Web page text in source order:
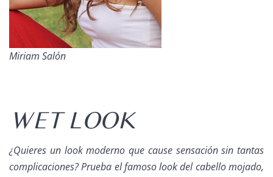
Miriam Salón
WET LOOK
¿Quieres un lookmoderno que cause sensación sin tantas
complicaciones? Prueba el famosolookdel cabello mojado,